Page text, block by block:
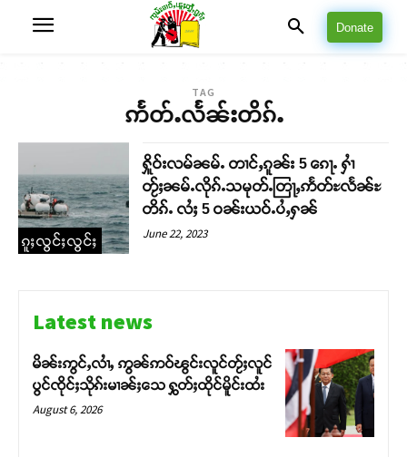
Donate
TAG
ဢႅတ်ႉလႅၼ်းတိၵ်ႉ
ၵူႈလွင်ႈလွင်ႈ
ႁိူဝ်းလမ်ၼမ်ႉ တၢင်ႇၵူၼ်း 5 ၵေႃႉ ႁၢႆ
တႂ်ႈၼမ်ႉလိုၵ်ႉသမုတ်ႉတြႃႇဢႅတ်ႊလႅၼ်ႊ
တိၵ်ႉ လႆႈ 5 ဝၼ်းယဝ်ႉပႆႇႁၼ်
June 22, 2023
Latest news
မိၼ်းဢွင်ႇလၢႆႇ ဢွၼ်ဢဝ်ၽွင်းလူင်တႂ်ႈလူင်
ပွင်ၸိုင်ႈသိုၵ်းမၢၼ်ႈသေ ႁွတ်ႈထိုင်မိူင်းထႆး
August 6, 2026